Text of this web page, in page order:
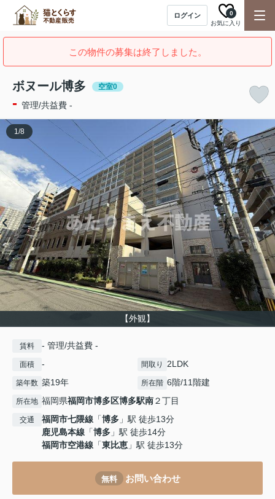
ログイン
お気に入り
0
この物件の募集は終了しました。
ボヌール博多 空室0
- 管理/共益費 -
【外観】
1/8
賃料 - 管理/共益費 -
面積 - 間取り 2LDK
築年数 築19年 所在階 6階/11階建
所在地 福岡県福岡市博多区博多駅南２丁目
交通 福岡市七隈線 「博多 」駅 徒歩13分
鹿児島本線 「博多 」駅 徒歩14分
福岡市空港線 「東比恵 」駅 徒歩13分
無料 お問い合わせ